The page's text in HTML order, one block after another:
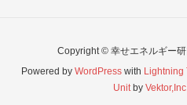
Copyright © 幸せエネルギー
Powered by WordPress with Lightning
Unitby Vektor,Inc.